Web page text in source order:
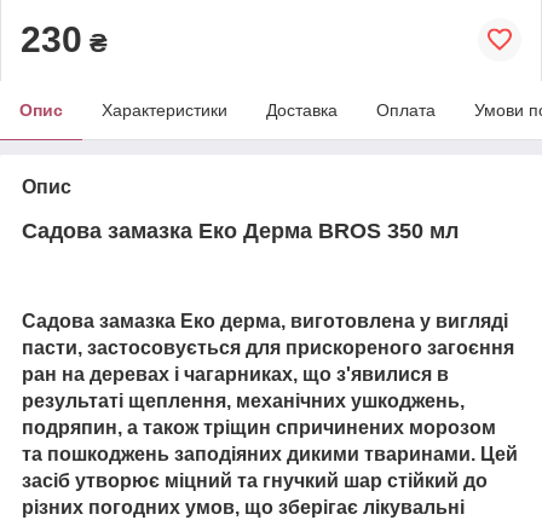
230 ₴
Опис Характеристики Доставка Оплата Умови
Опис
Садова замазка Еко Дерма BROS 350 мл
Садова замазка Еко дерма, виготовлена у вигляді
пасти, застосовується для прискореного загоєння
ран на деревах і чагарниках, що з'явилися в
результаті щеплення, механічних ушкоджень,
подряпин, а також тріщин спричинених морозом
та пошкоджень заподіяних дикими тваринами. Цей
засіб утворює міцний та гнучкий шар стійкий до
різних погодних умов, що зберігає лікувальні